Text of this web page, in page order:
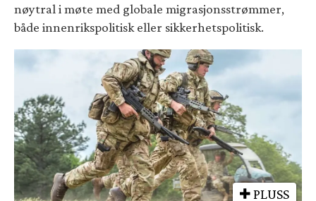
nøytral i møte med globale migrasjonsstrømmer,
både innenrikspolitisk eller sikkerhetspolitisk.
PLUSS